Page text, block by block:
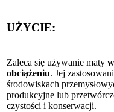
UŻYCIE:
Zaleca się używanie maty
obciążeniu. Jej
środowiskach
produkcyjne lub
czystości i konserwacji.